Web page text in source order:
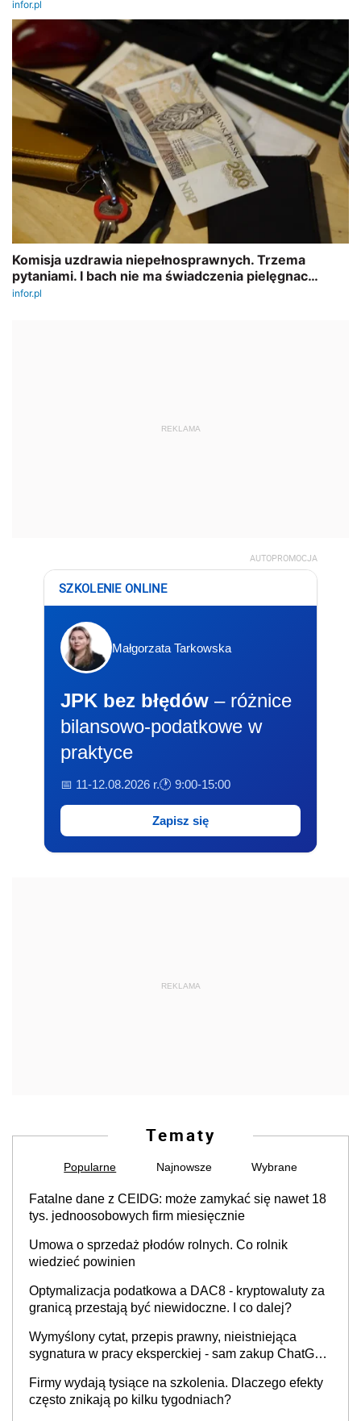
REKLAMA
AUTOPROMOCJA
SZKOLENIE ONLINE
Małgorzata Tarkowska
JPK bez błędów – różnice
bilansowo-podatkowe w
praktyce
📅 11-12.08.2026 r.🕐 9:00-15:00
Zapisz się
REKLAMA
Tematy
Popularne Najnowsze Wybrane
Fatalne dane z CEIDG: może zamykać się nawet 18
tys. jednoosobowych firm miesięcznie
Umowa o sprzedaż płodów rolnych. Co rolnik
wiedzieć powinien
Optymalizacja podatkowa a DAC8 - kryptowaluty za
granicą przestają być niewidoczne. I co dalej?
Wymyślony cytat, przepis prawny, nieistniejąca
sygnatura w pracy eksperckiej - sam zakup ChatGPT
Firmy wydają tysiące na szkolenia. Dlaczego efekty
często znikają po kilku tygodniach?